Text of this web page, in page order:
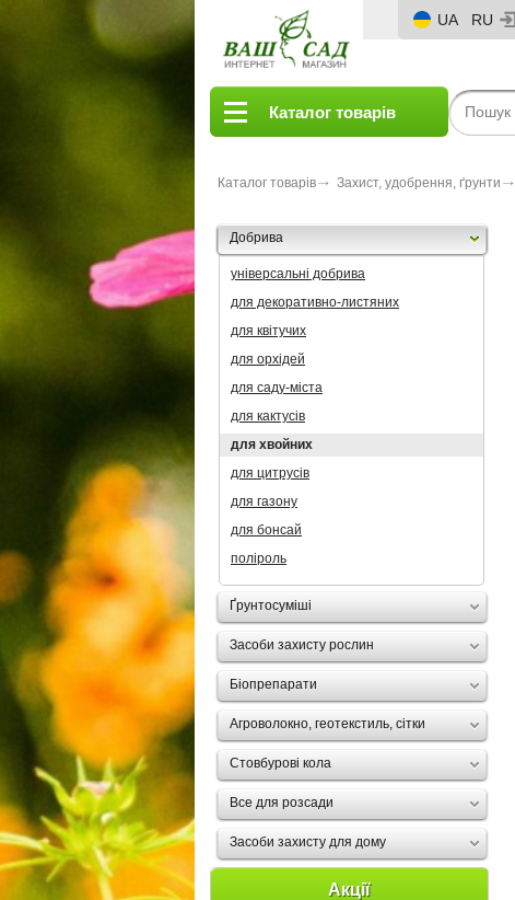
UA RU
Каталог товарів
Каталог товарів Захист, удобрення, ґрунти
Добрива
універсальні добрива
для декоративно-листяних
для квітучих
для орхідей
для саду-міста
для кактусів
для хвойних
для цитрусів
для газону
для бонсай
поліроль
Ґрунтосуміші
Засоби захисту рослин
Біопрепарати
Агроволокно, геотекстиль, сітки
Стовбурові кола
Все для розсади
Засоби захисту для дому
Акції